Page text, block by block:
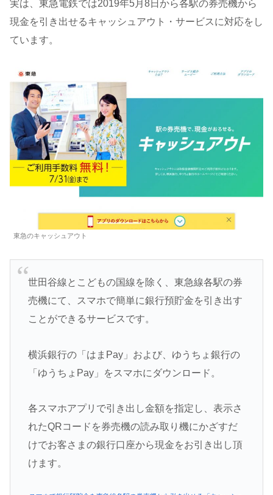
実は、東急電鉄では2019年5月8日から各駅の券売機から
現金を引き出せるキャッシュアウト・サービスに対応をし
ています。
東急のキャッシュアウト
世田谷線とこどもの国線を除く、東急線各駅の券
売機にて、スマホで簡単に銀行預貯金を引き出す
ことができるサービスです。
横浜銀行の「はまPay」および、ゆうちょ銀行の
「ゆうちょPay」をスマホにダウンロード。
各スマホアプリで引き出し金額を指定し、表示さ
れたQRコードを券売機の読み取り機にかざすだ
けでお客さまの銀行口座から現金をお引き出し頂
けます。